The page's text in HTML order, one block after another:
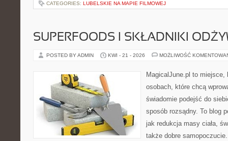
CATEGORIES: LUBELSKIE NA MAPIE FILMOWEJ
SUPERFOODS I SKŁADNIKI
POSTED BY ADMIN KWI - 21 - 2026 MOŻLIWOŚĆ
MagicalJune.pl to miejsce,
osobach, które chcą
świadomie podejść do
sposób rozsądny. To blog
jak redukcja masy ciała,
także dobre